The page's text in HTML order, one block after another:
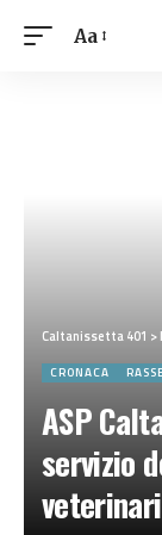
Aa
Caltanissetta 401 >
CRONACA
ASP
servizio